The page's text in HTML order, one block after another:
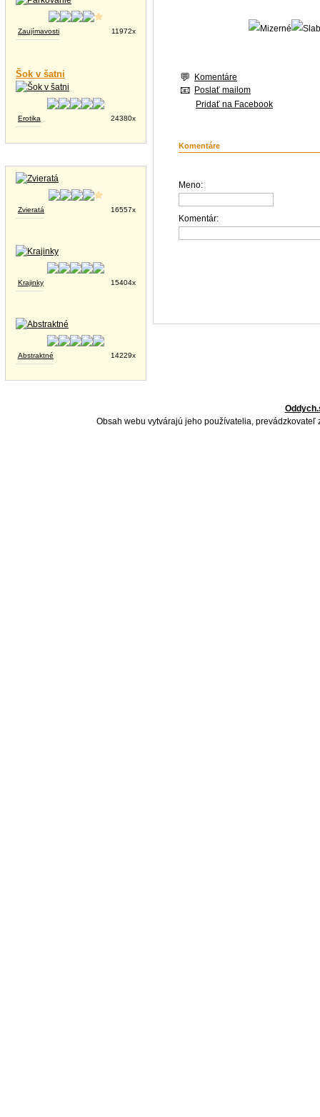
Zaujímavosti 11972x
Šok v šatni
Erotika 24380x
Zvieratá 16557x
Krajinky 15404x
Abstraktné 14229x
Komentáre
Poslať mailom
Pridať na Facebook
Komentáre
Meno:
Komentár:
Obsah webu vytvárajú jeho používatelia,